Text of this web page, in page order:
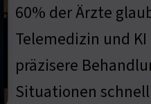
60% der Ärzte
Telemedizin und
präzisere
Situationen